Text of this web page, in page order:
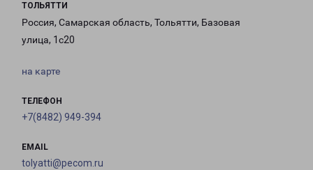
ТОЛЬЯТТИ
Россия, Самарская область, Тольятти, Базовая
улица, 1с20
на карте
ТЕЛЕФОН
+7(8482) 949-394
EMAIL
tolyatti@pecom.ru